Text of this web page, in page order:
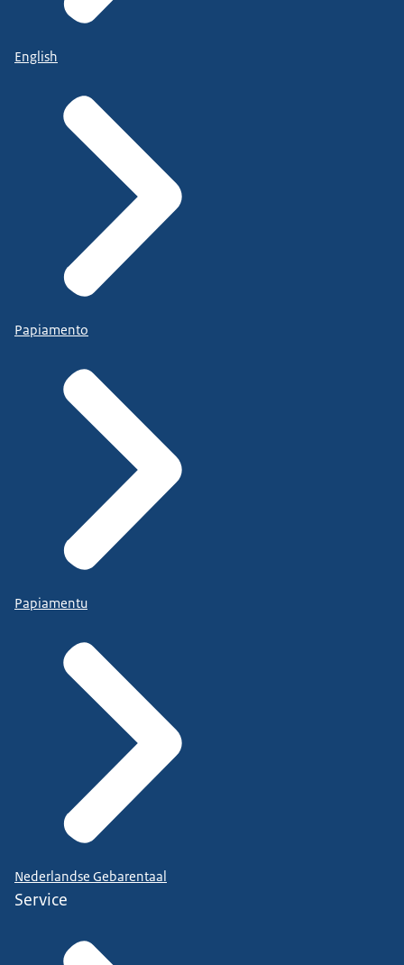
English
Papiamento
Papiamentu
Nederlandse Gebarentaal
Service